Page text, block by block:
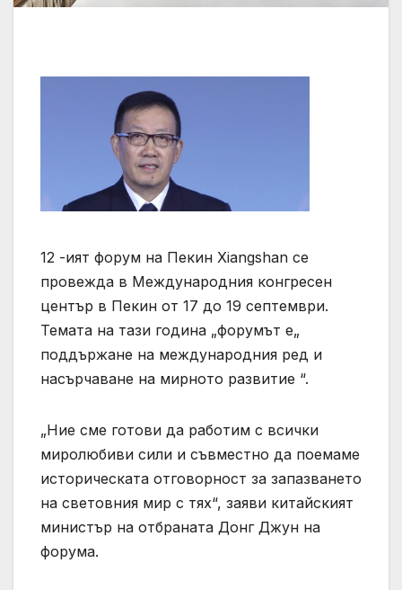
12 -ият форум на Пекин Xiangshan се
провежда в Международния конгресен
център в Пекин от 17 до 19 септември.
Темата на тази година „форумът е„
поддържане на международния ред и
насърчаване на мирното развитие “.
„Ние сме готови да работим с всички
миролюбиви сили и съвместно да поемаме
историческата отговорност за запазването
на световния мир с тях“, заяви китайският
министър на отбраната Донг Джун на
форума.